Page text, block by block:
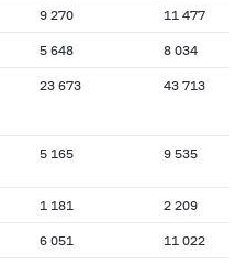
9 270 11 477
5 648 8 034
23 673 43 713
5 165 9 535
1 181 2 209
6 051 11 022